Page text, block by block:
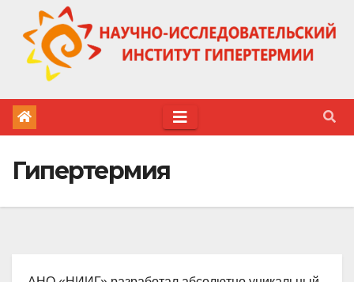
Перейти
содержимому
Гипертермия